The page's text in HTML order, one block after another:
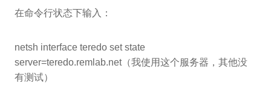
在命令行状态下输入：
netsh interface teredo set state
server=teredo.remlab.net（我使用这个服务器，其他没
有测试）